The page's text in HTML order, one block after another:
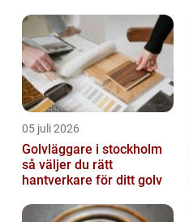
05 juli 2026
Golvläggare i stockholm
så väljer du rätt
hantverkare för ditt golv